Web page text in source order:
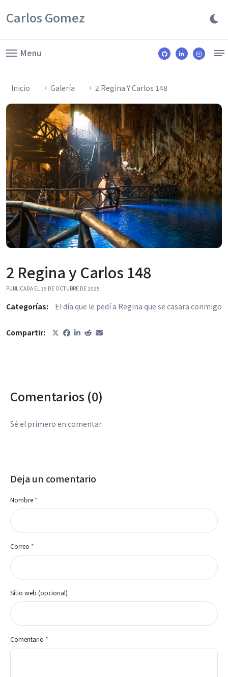
Carlos Gomez
Menu
Inicio Galería 2 Regina Y Carlos 148
2 Regina y Carlos 148
PUBLICADA EL 19 DE OCTUBRE DE 2025
Categorías: El día que le pedí a Regina que se casara conmigo
Compartir:
Comentarios (0)
Sé el primero en comentar.
Deja un comentario
Nombre *
Correo *
Sitio web (opcional)
Comentario *